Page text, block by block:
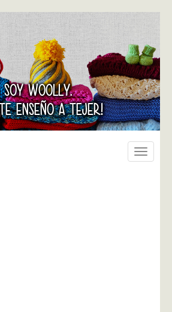
SOY WOOLLY.
ENSEÑO A TEJER!
Toggle